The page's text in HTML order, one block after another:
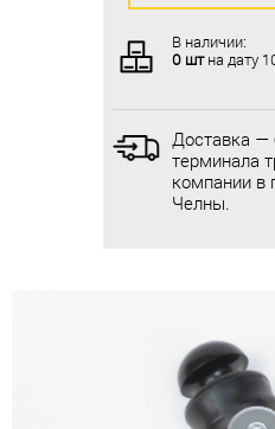
В наличии:
0 штна дату
Доставка —
терминала
компании в
Челны.
В наличии:
0 штна дату
Доставка —
терминала
компании в
Челны.